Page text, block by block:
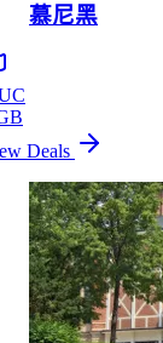
慕尼黑
Deals